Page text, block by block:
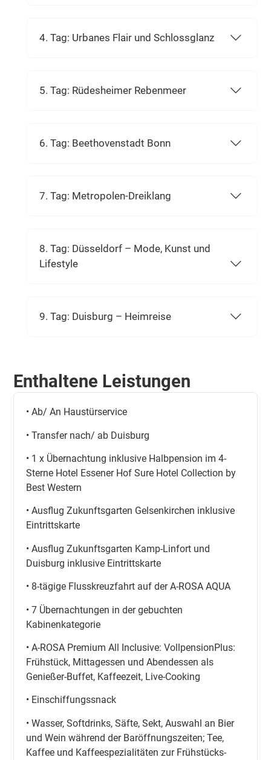
4. Tag: Urbanes Flair und Schlossglanz
5. Tag: Rüdesheimer Rebenmeer
6. Tag: Beethovenstadt Bonn
7. Tag: Metropolen-Dreiklang
8. Tag: Düsseldorf – Mode, Kunst und
Lifestyle
9. Tag: Duisburg – Heimreise
Enthaltene Leistungen
• Ab/ An Haustürservice
• Transfer nach/ ab Duisburg
• 1 x Übernachtung inklusive Halbpension im 4-
Sterne Hotel Essener Hof Sure Hotel Collection by
Best Western
• Ausflug Zukunftsgarten Gelsenkirchen inklusive
Eintrittskarte
• Ausflug Zukunftsgarten Kamp-Linfort und
Duisburg inklusive Eintrittskarte
• 8-tägige Flusskreuzfahrt auf der A-ROSA AQUA
• 7 Übernachtungen in der gebuchten
Kabinenkategorie
• A-ROSA Premium All Inclusive: VollpensionPlus:
Frühstück, Mittagessen und Abendessen als
Genießer-Buffet, Kaffeezeit, Live-Cooking
• Einschiffungssnack
• Wasser, Softdrinks, Säfte, Sekt, Auswahl an Bier
und Wein während der Baröffnungszeiten; Tee,
Kaffee und Kaffeespezialitäten zur Frühstücks-